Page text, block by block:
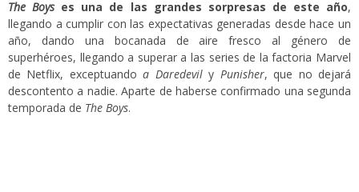
The Boyses una de las grandes sorpresas de este año,
llegando a cumplir con las expectativas generadas desde hace un
año, dando una bocanada de aire fresco al género de
superhéroes, llegando a superar a las series de la factoria Marvel
de Netflix, exceptuandoa Daredevily Punisher, que no dejará
descontento a nadie. Aparte de haberse confirmado una segunda
temporada de The Boys.